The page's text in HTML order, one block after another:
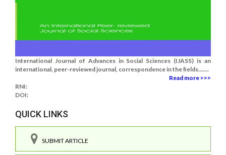
International Journal of Advances in Social Sciences (IJASS) is an
international, peer-reviewed journal, correspondence in the fields.......
Read more >>>
RNI:
DOI:
QUICK LINKS
SUBMIT ARTICLE